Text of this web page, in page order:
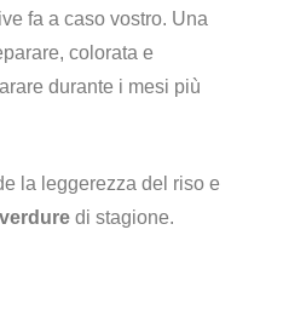
fa a caso vostro. Una
colorata e
durante i mesi più
la leggerezza del riso e
verduredi stagione.